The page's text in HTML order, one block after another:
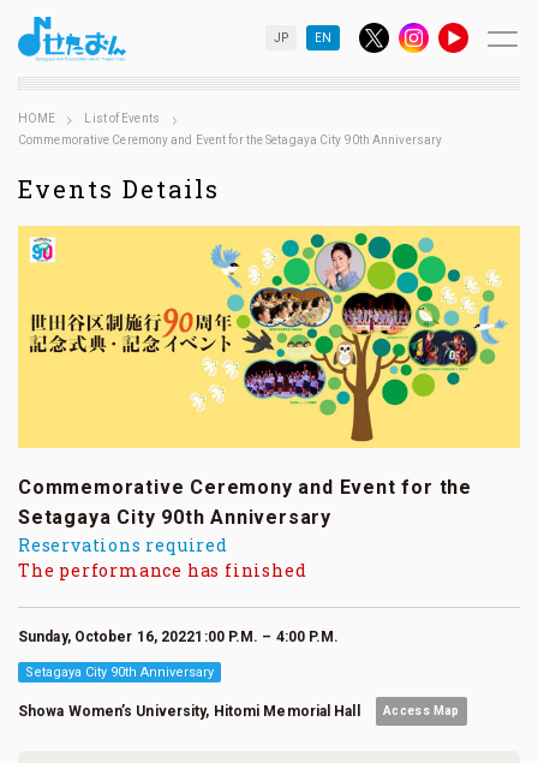
JP EN
HOME
List of Events
Commemorative Ceremony and Event for the Setagaya City 90th Anniversary
Events Details
Commemorative Ceremony and Event for the
Setagaya City 90th Anniversary
Reservations required
The performance has finished
Sunday, October 16, 20221:00 P.M. – 4:00 P.M.
Setagaya City 90th Anniversary
Showa Women’s University, Hitomi Memorial Hall Access Map